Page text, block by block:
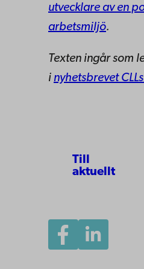
utvecklare av en
arbetsmiljö.
Texten ingår som
i nyhetsbrevet
Till
aktuellt